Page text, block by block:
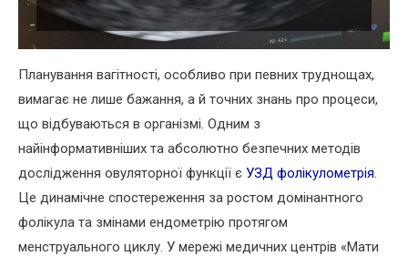
Планування вагітності, особливо при певних труднощах,
вимагає не лише бажання, а й точних знань про процеси,
що відбуваються в організмі. Одним з
найінформативніших та абсолютно безпечних методів
дослідження овуляторної функції є УЗД фолікулометрія.
Це динамічне спостереження за ростом домінантного
фолікула та змінами ендометрію протягом
менструального циклу. У мережі медичних центрів «Мати